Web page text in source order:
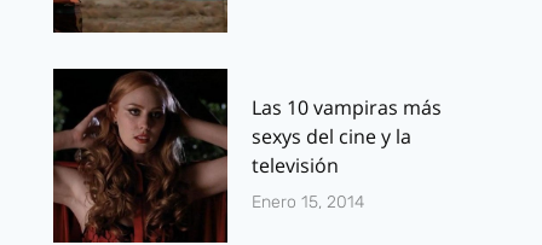
Las 10 vampiras más
sexys del cine y la
televisión
Enero 15, 2014